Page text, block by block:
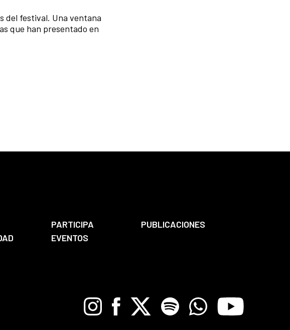
del festival. Una ventana
que han presentado en
PARTICIPA
PUBLICACIONES
EVENTOS
InstagramFacebook
X Spotify WhatsappYoutube